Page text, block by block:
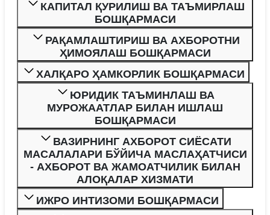
КАПИТАЛ ҚУРИЛИШ ВА ТАЪМИРЛАШ
БОШҚАРМАСИ
РАҚАМЛАШТИРИШ ВА АХБОРОТНИ
ҲИМОЯЛАШ БОШҚАРМАСИ
ХАЛҚАРО ҲАМКОРЛИК БОШҚАРМАСИ
ЮРИДИК ТАЪМИНЛАШ ВА
МУРОЖААТЛАР БИЛАН ИШЛАШ
БОШҚАРМАСИ
ВАЗИРНИНГ АХБОРОТ СИЁСАТИ
МАСАЛАЛАРИ БЎЙИЧА МАСЛАҲАТЧИСИ
- АХБОРОТ ВА ЖАМОАТЧИЛИК БИЛАН
АЛОҚАЛАР ХИЗМАТИ
ИЖРО ИНТИЗОМИ БОШҚАРМАСИ